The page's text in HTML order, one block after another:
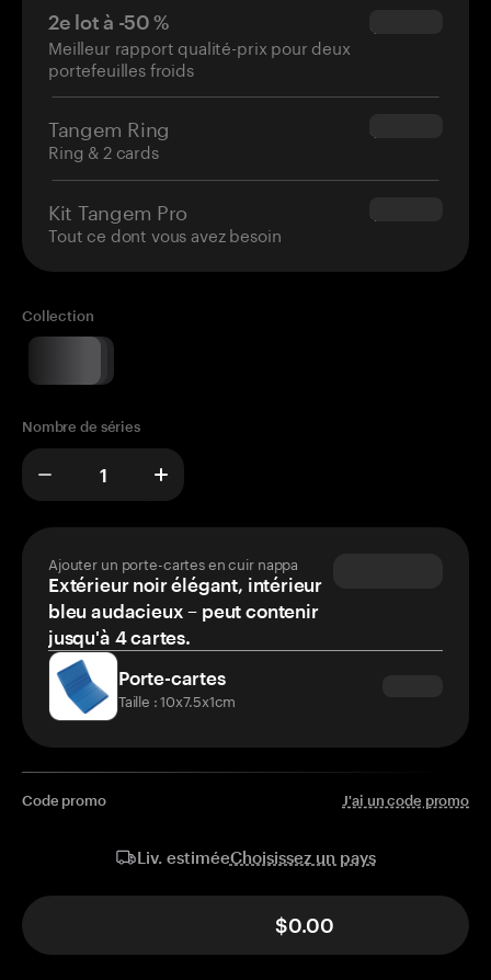
2e lot à -50 %
Meilleur rapport qualité-prix pour deux
portefeuilles froids
$34.95
Tangem Ring
Ring & 2 cards
$160.00
Kit Tangem Pro
Tout ce dont vous avez besoin
$180.00
Collection
Nombre de séries
Ajouter un porte-cartes en cuir nappa
Extérieur noir élégant, intérieur
bleu audacieux – peut contenir
jusqu'à 4 cartes.
Porte-cartes
Taille : 10x7.5x1cm
Code promo J'ai un code promo
Liv. estiméeChoisissez un pays
$0.00